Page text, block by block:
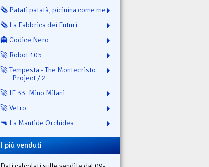
🗞️ Patatì patatà, picinina come me
🗞️ La Fabbrica dei Futuri
👻 Codice Nero
🚀 Robot 105
🚀 Tempesta - The Montecristo
Project / 2
🚀 IF 33. Mino Milani
🚀 Vetro
🔫 La Mantide Orchidea
I più venduti